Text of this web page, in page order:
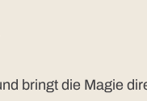
bringt die Magie